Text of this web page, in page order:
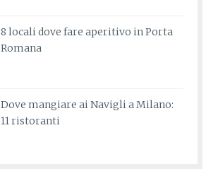
8 locali dove fare aperitivo in Porta
Romana
Dove mangiare ai Navigli a Milano:
11 ristoranti